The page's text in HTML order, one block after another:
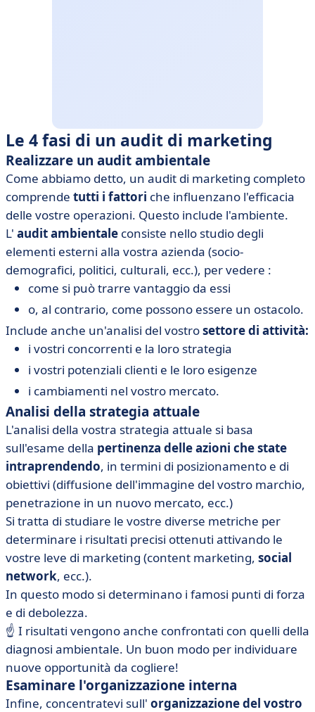
Le 4 fasi di un audit di marketing
Realizzare un audit ambientale
Come abbiamo detto, un audit di marketing completo
comprende tutti i fattori che influenzano l'efficacia
delle vostre operazioni. Questo include l'ambiente.
L' audit ambientale consiste nello studio degli
elementi esterni alla vostra azienda (socio-
demografici, politici, culturali, ecc.), per vedere :
come si può trarre vantaggio da essi
o, al contrario, come possono essere un ostacolo.
Include anche un'analisi del vostrosettore di attività:
i vostri concorrenti e la loro strategia
i vostri potenziali clienti e le loro esigenze
i cambiamenti nel vostro mercato.
Analisi della strategia attuale
L'analisi della vostra strategia attuale si basa
sull'esame della pertinenza delle azioni che state
intraprendendo, in termini di posizionamento e di
obiettivi (diffusione dell'immagine del vostro marchio,
penetrazione in un nuovo mercato, ecc.)
Si tratta di studiare le vostre diverse metriche per
determinare i risultati precisi ottenuti attivando le
vostre leve di marketing (content marketing, social
network, ecc.).
In questo modo si determinano i famosi punti di forza
e di debolezza.
☝️ I risultati vengono anche confrontati con quelli della
diagnosi ambientale. Un buon modo per individuare
nuove opportunità da cogliere!
Esaminare l'organizzazione interna
Infine, concentratevi sull' organizzazione del vostro